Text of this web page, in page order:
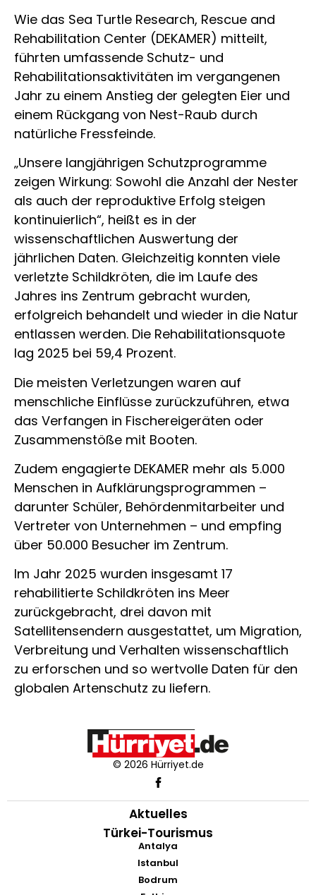
Wie das Sea Turtle Research, Rescue and
Rehabilitation Center (DEKAMER) mitteilt,
führten umfassende Schutz- und
Rehabilitationsaktivitäten im vergangenen
Jahr zu einem Anstieg der gelegten Eier und
einem Rückgang von Nest-Raub durch
natürliche Fressfeinde.
„Unsere langjährigen Schutzprogramme
zeigen Wirkung: Sowohl die Anzahl der Nester
als auch der reproduktive Erfolg steigen
kontinuierlich“, heißt es in der
wissenschaftlichen Auswertung der
jährlichen Daten. Gleichzeitig konnten viele
verletzte Schildkröten, die im Laufe des
Jahres ins Zentrum gebracht wurden,
erfolgreich behandelt und wieder in die Natur
entlassen werden. Die Rehabilitationsquote
lag 2025 bei 59,4 Prozent.
Die meisten Verletzungen waren auf
menschliche Einflüsse zurückzuführen, etwa
das Verfangen in Fischereigeräten oder
Zusammenstöße mit Booten.
Zudem engagierte DEKAMER mehr als 5.000
Menschen in Aufklärungsprogrammen –
darunter Schüler, Behördenmitarbeiter und
Vertreter von Unternehmen – und empfing
über 50.000 Besucher im Zentrum.
Im Jahr 2025 wurden insgesamt 17
rehabilitierte Schildkröten ins Meer
zurückgebracht, drei davon mit
Satellitensendern ausgestattet, um Migration,
Verbreitung und Verhalten wissenschaftlich
zu erforschen und so wertvolle Daten für den
globalen Artenschutz zu liefern.
© 2026 Hürriyet.de
Aktuelles
Türkei-Tourismus
Antalya
Istanbul
Bodrum